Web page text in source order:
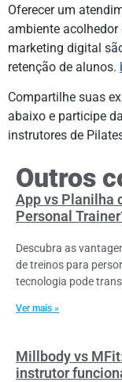
Oferecer um
ambiente
marketing digital
retenção de alunos.
Compartilhe suas
abaixo e participe
instrutores de
Outros
App vs Planilha
Personal
Descubra as
de treinos para
tecnologia pode
Ver mais »
Millbody vs
instrutor